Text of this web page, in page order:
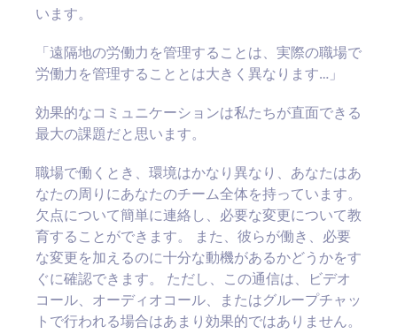
います。
「遠隔地の労働力を管理することは、実際の職場で
労働力を管理することとは大きく異なります…」
効果的なコミュニケーションは私たちが直面できる
最大の課題だと思います。
職場で働くとき、環境はかなり異なり、あなたはあ
なたの周りにあなたのチーム全体を持っています。
欠点について簡単に連絡し、必要な変更について教
育することができます。 また、彼らが働き、必要
な変更を加えるのに十分な動機があるかどうかをす
ぐに確認できます。 ただし、この通信は、ビデオ
コール、オーディオコール、またはグループチャッ
トで行われる場合はあまり効果的ではありません。